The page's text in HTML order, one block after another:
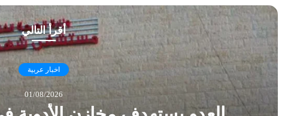
أقرأ التالي
اخبار عربية
01/08/2026